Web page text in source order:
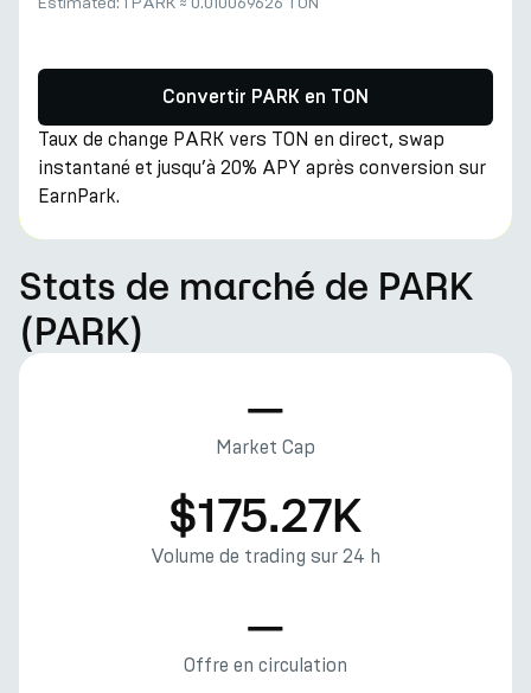
Convertir PARK en TON
Taux de change PARK vers TON en direct, swap
instantané et jusqu’à 20% APY après conversion sur
EarnPark.
Stats de marché de PARK
(PARK)
—
Market Cap
$175.27K
Volume de trading sur 24 h
—
Offre en circulation